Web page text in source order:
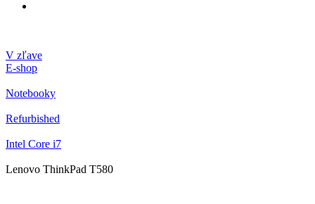
V zľave
E-shop
Notebooky
Refurbished
Intel Core i7
Lenovo ThinkPad T580